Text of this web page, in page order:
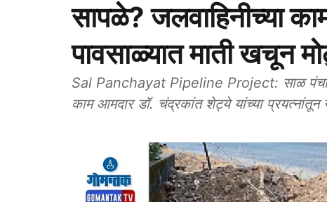
सापळे? जलवाहिनीच्या
पावसाळ्यात माती खचून
Sal Panchayat Pipeline Project: साळ पंचायत
काम आमदार डॉ. चंद्रकांत शेट्ये यांच्या